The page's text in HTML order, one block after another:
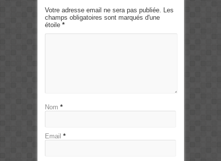
Votre adresse email ne sera pas publiée. Les
champs obligatoires sont marqués d'une
étoile *
Nom *
Email *